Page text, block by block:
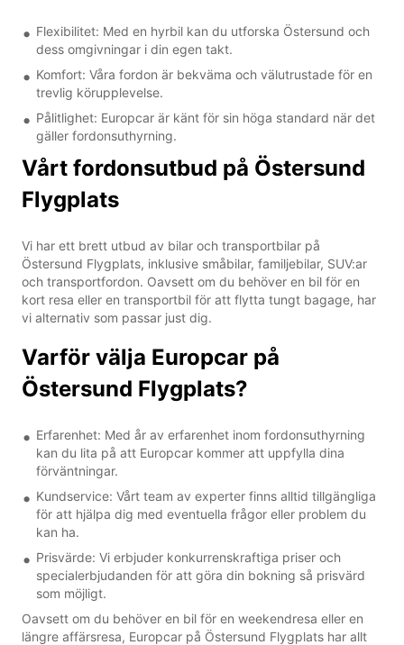
Flexibilitet: Med en hyrbil kan du utforska Östersund och
dess omgivningar i din egen takt.
Komfort: Våra fordon är bekväma och välutrustade för en
trevlig körupplevelse.
Pålitlighet: Europcar är känt för sin höga standard när det
gäller fordonsuthyrning.
Vårt fordonsutbud på Östersund
Flygplats
Vi har ett brett utbud av bilar och transportbilar på
Östersund Flygplats, inklusive småbilar, familjebilar, SUV:ar
och transportfordon. Oavsett om du behöver en bil för en
kort resa eller en transportbil för att flytta tungt bagage, har
vi alternativ som passar just dig.
Varför välja Europcar på
Östersund Flygplats?
Erfarenhet: Med år av erfarenhet inom fordonsuthyrning
kan du lita på att Europcar kommer att uppfylla dina
förväntningar.
Kundservice: Vårt team av experter finns alltid tillgängliga
för att hjälpa dig med eventuella frågor eller problem du
kan ha.
Prisvärde: Vi erbjuder konkurrenskraftiga priser och
specialerbjudanden för att göra din bokning så prisvärd
som möjligt.
Oavsett om du behöver en bil för en weekendresa eller en
längre affärsresa, Europcar på Östersund Flygplats har allt